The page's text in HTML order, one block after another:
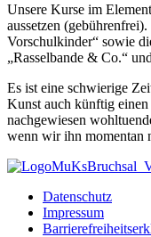
Unsere Kurse im
aussetzen
Vorschulkinder“ sowie
„Rasselbande & Co.“
Es ist eine schwierige
Kunst auch künftig
nachgewiesen
wenn wir ihn momentan
Datenschutz
Impressum